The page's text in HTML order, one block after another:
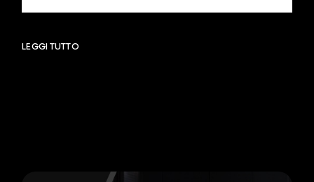
LEGGI TUTTO